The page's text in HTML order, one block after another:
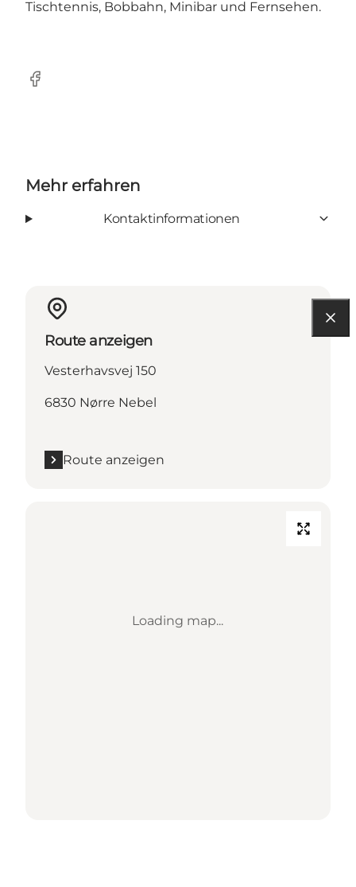
Tischtennis, Bobbahn, Minibar und Fernsehen.
Facebook
Mehr erfahren
Kontaktinformationen
Route anzeigen
Vesterhavsvej 150
6830 Nørre Nebel
Route anzeigen
Loading map...